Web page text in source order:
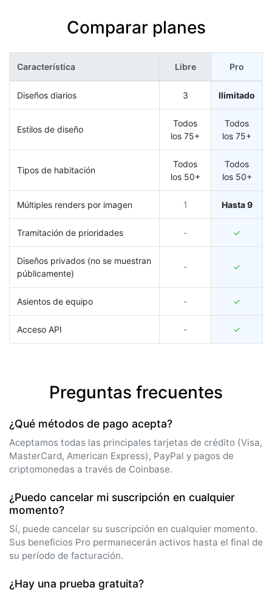
Comparar planes
Característica Libre Pro
Diseños diarios 3 Ilimitado
Estilos de diseño
Todos
los 75+
Todos
los 75+
Tipos de habitación
Todos
los 50+
Todos
los 50+
Múltiples renders por imagen 1 Hasta 9
Tramitación de prioridades - ✓
Diseños privados (no se muestran
públicamente)
- ✓
Asientos de equipo - ✓
Acceso API - ✓
Preguntas frecuentes
¿Qué métodos de pago acepta?
Aceptamos todas las principales tarjetas de crédito (Visa,
MasterCard, American Express), PayPal y pagos de
criptomonedas a través de Coinbase.
¿Puedo cancelar mi suscripción en cualquier
momento?
Sí, puede cancelar su suscripción en cualquier momento.
Sus beneficios Pro permanecerán activos hasta el final de
su período de facturación.
¿Hay una prueba gratuita?